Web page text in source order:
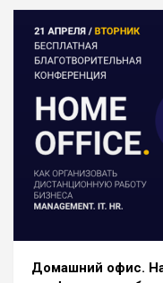
Домашний офис.